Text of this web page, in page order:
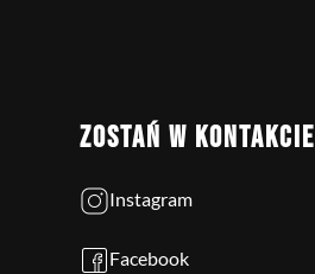
ZOSTAŃ W KONTAKCIE
Instagram
Facebook